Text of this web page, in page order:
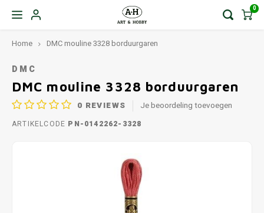
0
Home DMC mouline 3328 borduurgaren
DMC
DMC mouline 3328 borduurgaren
0 REVIEWS Je beoordeling toevoegen
ARTIKELCODE PN-0142262-3328